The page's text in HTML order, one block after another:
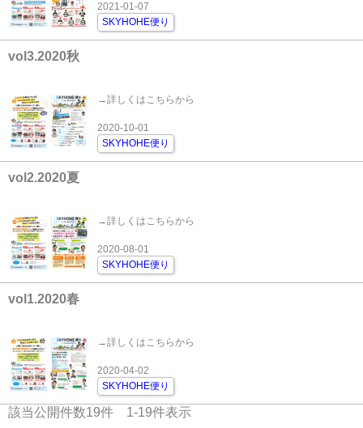
2021-01-07
SKYHOHE便り
vol3.2020秋
→詳しくはこちらから
2020-10-01
SKYHOHE便り
vol2.2020夏
→詳しくはこちらから
2020-08-01
SKYHOHE便り
vol1.2020春
→詳しくはこちらから
2020-04-02
SKYHOHE便り
該当公開件数19件 1-19件表示